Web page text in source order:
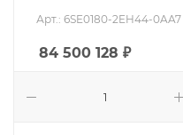
Арт.: 6SE0180-2EH44-0AA7
84 500 128 ₽